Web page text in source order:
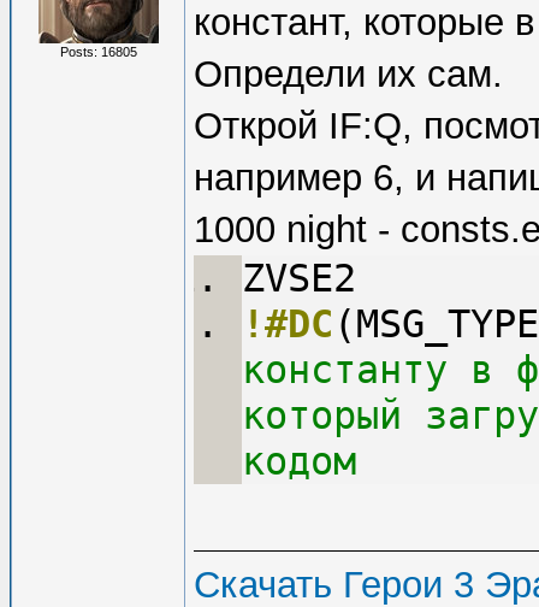
Posts: 16805
констант, которые
Определи их сам.
Открой IF:Q,
например 6, и
1000 night -
ZVSE2
!#DC
константу в
который
кодом
Скачать Герои 3